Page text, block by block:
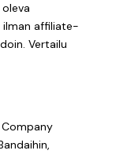
ilman affiliate-
Vertailu
Company